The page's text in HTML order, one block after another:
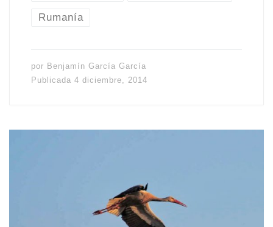
Rumanía
por Benjamín García García
Publicada 4 diciembre, 2014